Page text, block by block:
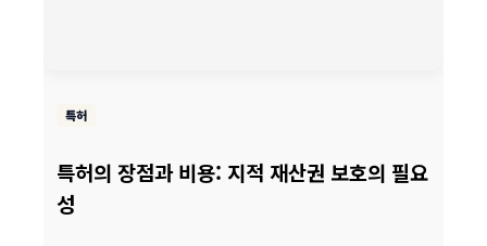
특허
특허의 장점과 비용: 지적 재산권 보호의 필요
성